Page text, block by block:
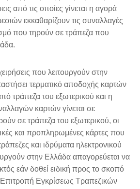
από τις οποίες γίνεται η αγορά
εκκαθαρίζουν τις συναλλαγές
που τηρούν σε τράπεζα που
που λειτουργούν στην
τερματικό αποδοχής καρτών
τράπεζα του εξωτερικού και η
καρτών γίνεται σε
σε τράπεζα του εξωτερικού, οι
και προπληρωμένες κάρτες που
και ιδρύματα ηλεκτρονικού
στην Ελλάδα απαγορεύεται να
εάν δοθεί ειδική προς το σκοπό
Εγκρίσεως Τραπεζικών